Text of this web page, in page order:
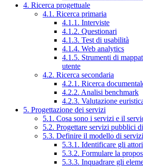
4. Ricerca progettuale
4.1. Ricerca primaria
4.1.1. Interviste
4.1.2. Questionari
4.1.3. Test di usabilità
4.1.4. Web analytics
4.1.5. Strumenti di
utente
4.2. Ricerca secondaria
4.2.1. Ricerca
4.2.2. Analisi benchmark
4.2.3. Valutazione
5. Progettazione dei servizi
5.1. Cosa sono i servizi e il
5.2. Progettare servizi pubblici
5.3. Definire il modello di
5.3.1. Identificare gli
5.3.2. Formulare la
5.3.3. Inquadrare gli